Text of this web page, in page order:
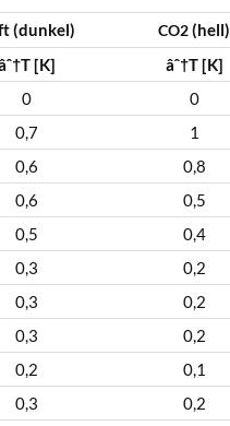
(dun­kel) CO2(hell)
[K] âˆ†T [K]
0 0
0,7 1
0,6 0,8
0,6 0,5
0,5 0,4
0,3 0,2
0,3 0,2
0,3 0,2
0,2 0,1
0,3 0,2